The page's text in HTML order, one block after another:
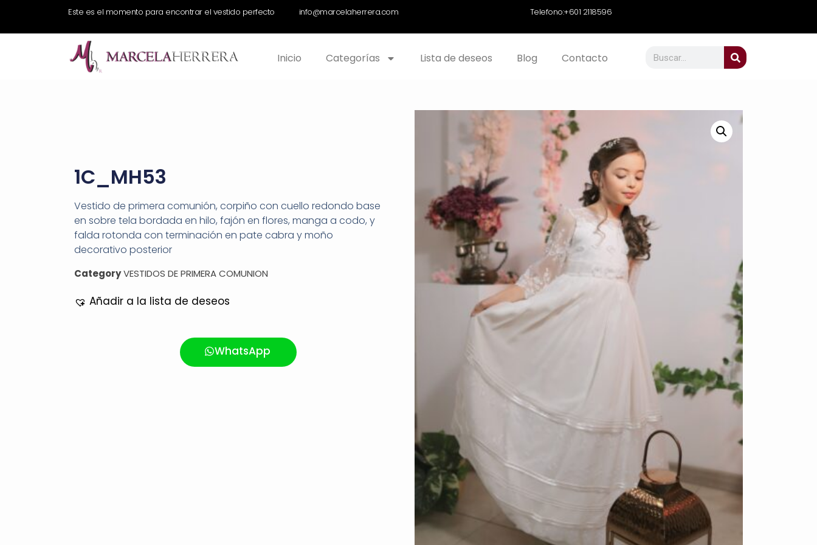
Este es el momento para encontrar el vestido perfecto info@marcelaherrera.com Telefono:+601 2118596
Inicio Categorías Lista de deseos Blog Contacto
1C_MH53
Vestido de primera comunión, corpiño con cuello redondo base
en sobre tela bordada en hilo, fajón en flores, manga a codo, y
falda rotonda con terminación en pate cabra y moño
decorativo posterior
CategoryVESTIDOS DE PRIMERA COMUNION
Añadir a la lista de deseos
WhatsApp